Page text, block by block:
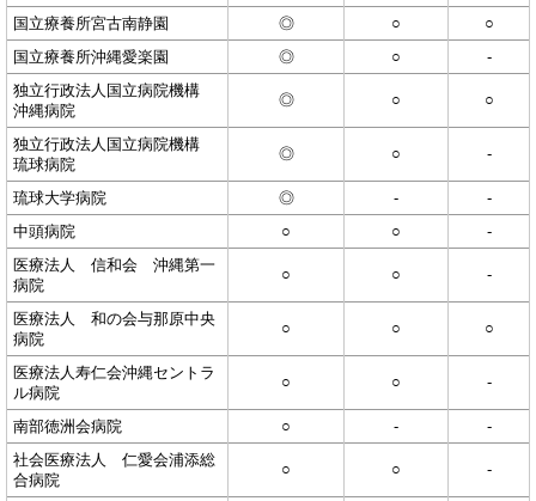
国立療養所宮古南静園
◎ ○
○
国立療養所沖縄愛楽園
◎ ○
-
独立行政法人国立病院機構
沖縄病院
◎ ○ ○
独立行政法人国立病院機構
琉球病院
◎ ○ -
琉球大学病院 ◎ -
-
中頭病院
○ ○
-
医療法人 信和会 沖縄第一
病院
○ ○ -
医療法人 和の会与那原中央
病院
○ ○ ○
医療法人寿仁会沖縄セントラ
ル病院
○ ○ -
南部徳洲会病院 ○ -
-
社会医療法人 仁愛会浦添総
合病院
○ ○ -